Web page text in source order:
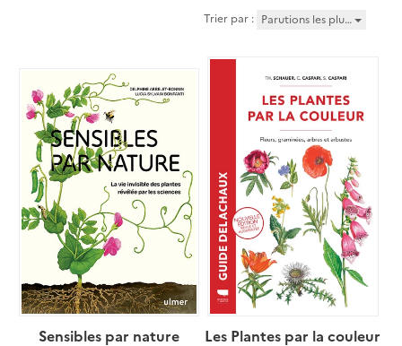
Trier par : Parutions les plu…
Sensibles par nature Les Plantes par la couleur